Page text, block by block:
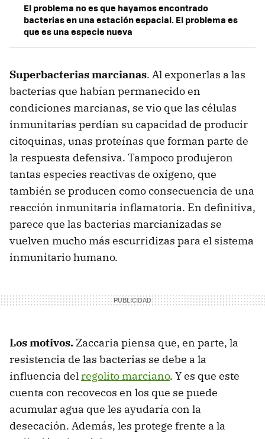
El problema no es que hayamos encontrado
bacterias en una estación espacial. El problema es
que es una especie nueva
Superbacterias marcianas. Al exponerlas a las
bacterias que habían permanecido en
condiciones marcianas, se vio que las células
inmunitarias perdían su capacidad de producir
citoquinas, unas proteínas que forman parte de
la respuesta defensiva. Tampoco produjeron
tantas especies reactivas de oxígeno, que
también se producen como consecuencia de una
reacción inmunitaria inflamatoria. En definitiva,
parece que las bacterias marcianizadas se
vuelven mucho más escurridizas para el sistema
inmunitario humano.
Los motivos. Zaccaria piensa que, en parte, la
resistencia de las bacterias se debe a la
influencia delregolito marciano. Y es que este
cuenta con recovecos en los que se puede
acumular agua que les ayudaría con la
desecación. Además, les protege frente a la